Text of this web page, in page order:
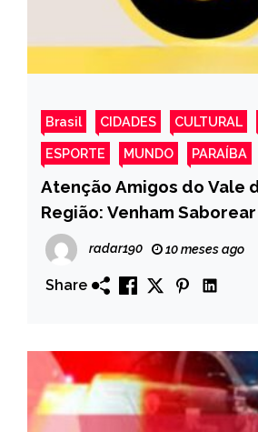
Brasil CIDADES CULTURAL
ESPORTE MUNDO PARAÍBA
Atenção Amigos do Vale
Região: Venham
Restaurante da Cidade
Em Novo Endereço. VEJA!
radar190 10 meses ago
Share